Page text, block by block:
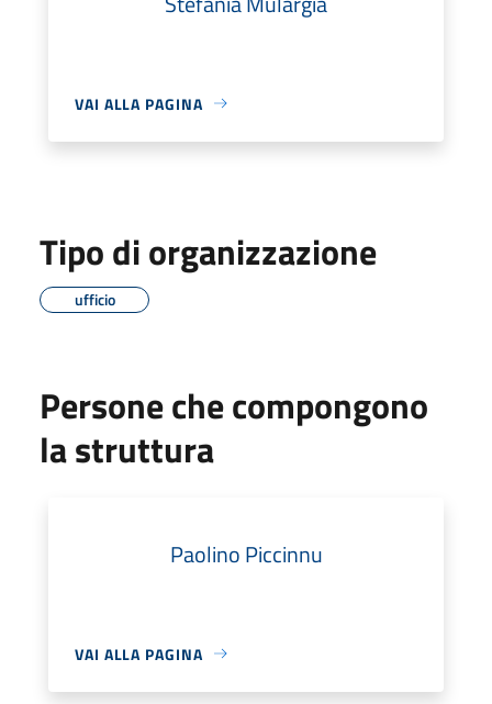
VAI ALLA PAGINA
Tipo di organizzazione
ufficio
Persone che compongono
la struttura
Paolino Piccinnu
VAI ALLA PAGINA